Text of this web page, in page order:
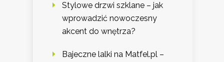
Stylowe drzwi szklane – jak
wprowadzić nowoczesny
akcent do wnętrza?
Bajeczne lalki na Matfel.pl –